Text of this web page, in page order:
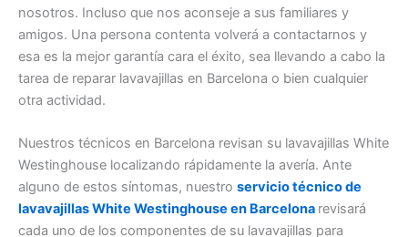
nosotros. Incluso que nos aconseje a sus familiares y
amigos. Una persona contenta volverá a contactarnos y
esa es la mejor garantía cara el éxito, sea llevando a cabo la
tarea de reparar lavavajillas en Barcelona o bien cualquier
otra actividad.
Nuestros técnicos en Barcelona revisan su lavavajillas White
Westinghouse localizando rápidamente la avería. Ante
alguno de estos síntomas, nuestro servicio técnico de
lavavajillas White Westinghouse en Barcelona revisará
cada uno de los componentes de su lavavajillas para